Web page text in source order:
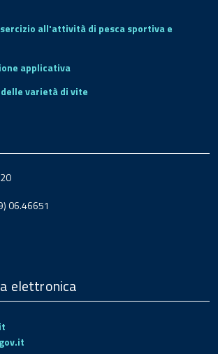
all'attività di pesca sportiva e
applicativa
varietà di vite
06.46651
elettronica